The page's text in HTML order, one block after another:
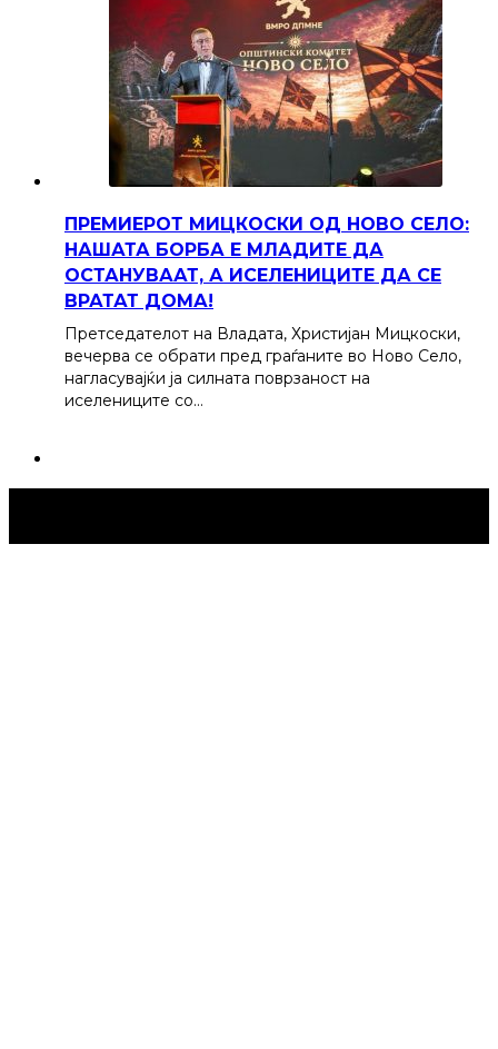
ПРЕМИЕРОТ МИЦКОСКИ ОД НОВО СЕЛО:
НАШАТА БОРБА Е МЛАДИТЕ ДА
ОСТАНУВААТ, А ИСЕЛЕНИЦИТЕ ДА СЕ
ВРАТАТ ДОМА!
Претседателот на Владата, Христијан Мицкоски,
вечерва се обрати пред граѓаните во Ново Село,
нагласувајќи ја силната поврзаност на
иселениците со…